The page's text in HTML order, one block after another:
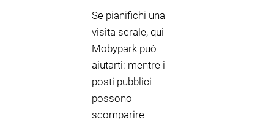
Se pianifichi una
visita serale, qui
Mobypark può
aiutarti: mentre i
posti pubblici
possono
scomparire